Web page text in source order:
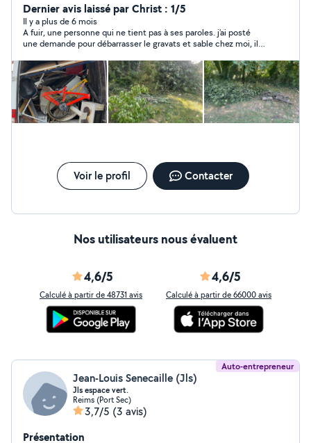
Dernier avis laissé par Christ : 1/5
Il y a plus de 6 mois
A fuir, une personne qui ne tient pas à ses paroles. j'ai posté
une demande pour débarrasser le gravats et sable chez moi, il
renégocier le prix et on s'est entendu à 120€. il a récupéré une
partie de gravats et devait revenir le lendemain pour le reste et
il n'est jamais venu et il m'a bloqué sur allovoisin sachant que je
lui avais avancé 80€ et il reste que 40€
Voir le profil Contacter
Nos utilisateurs nous évaluent
4,6/5
Calculé à partir de 48731 avis
4,6/5
Calculé à partir de 66000 avis
Auto-entrepreneur
Jean-Louis Senecaille (Jls)
Jls espace vert.
Reims (Port Sec)
3,7/5 (3 avis)
Présentation